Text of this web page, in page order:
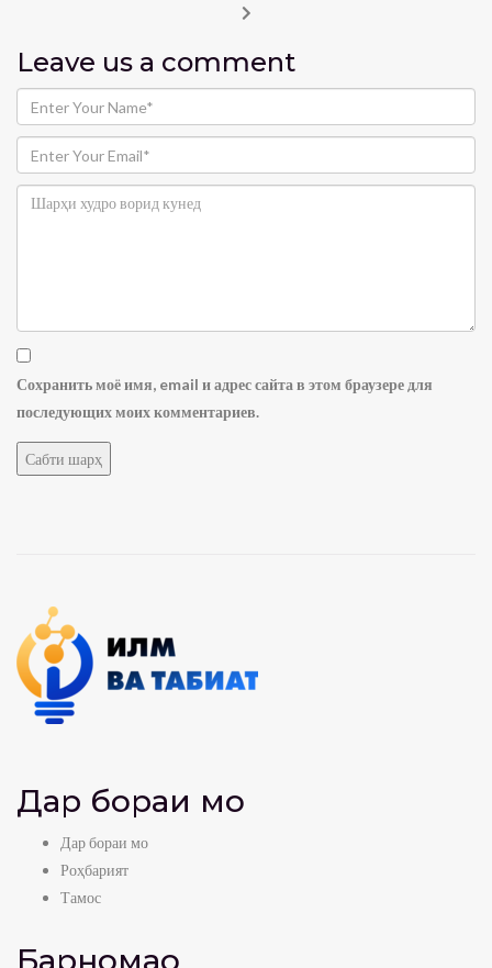
Leave us a comment
Сохранить моё имя, email и адрес сайта в этом браузере для
последующих моих комментариев.
Дар бораи мо
Дар бораи мо
Роҳбарият
Тамос